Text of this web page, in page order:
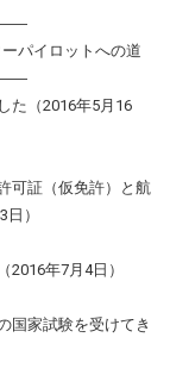
パイロットへの道
た（2016年5月16
可証（仮免許）と航
）
2016年7月4日）
国家試験を受けてき